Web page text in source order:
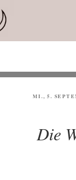
Inhalt
springen
MI., 5.
Die